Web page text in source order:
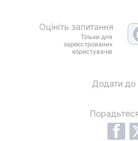
Оцініть запитання
Тільки для
зареєстрованих
користувачів
Додати до